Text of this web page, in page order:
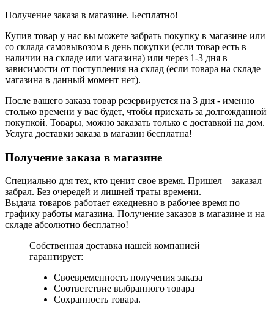
Получение заказа в магазине. Бесплатно!
Купив товар у нас вы можете забрать покупку в магазине или
со склада самовывозом в день покупки (если товар есть в
наличии на складе или магазина) или через 1-3 дня в
зависимости от поступления на склад (если товара на складе
магазина в данный момент нет).
После вашего заказа товар резервируется на 3 дня - именно
столько времени у вас будет, чтобы приехать за долгожданной
покупкой. Товары, можно заказать только с доставкой на дом.
Услуга доставки заказа в магазин бесплатна!
Получение заказа в магазине
Специально для тех, кто ценит свое время. Пришел – заказал –
забрал. Без очередей и лишней траты времени.
Выдача товаров работает ежедневно в рабочее время по
графику работы магазина. Получение заказов в магазине и на
складе абсолютно бесплатно!
Собственная доставка нашей компанией
гарантирует:
Своевременность получения заказа
Соответствие выбранного товара
Сохранность товара.